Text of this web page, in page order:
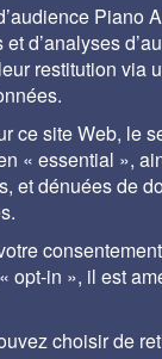
etc.
Piano
d’analyses
restitution via
ce site Web, le
« essential »,
et dénuées de
opt-in », il est
choisir de